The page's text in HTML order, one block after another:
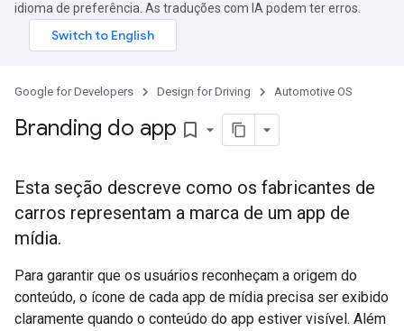
idioma de preferência. As traduções com IA podem ter erros.
Google for Developers Design for Driving Automotive OS
Branding do app bookmark_border
Esta seção descreve como os fabricantes de
carros representam a marca de um app de
mídia.
Para garantir que os usuários reconheçam a origem do
conteúdo, o ícone de cada app de mídia precisa ser exibido
claramente quando o conteúdo do app estiver visível. Além